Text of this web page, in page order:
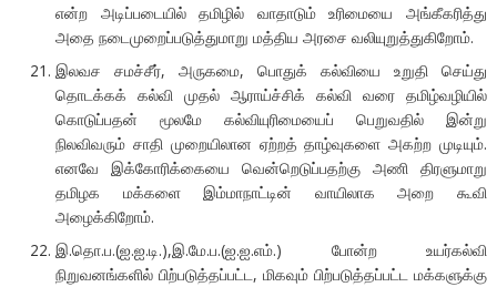
என்ற அடிப்படையில் தமிழில் வாதாடும் உரிமையை அங்கீகரித்து
அதை நடைமுறைப்படுத்துமாறு மத்திய அரசை வலியுறுத்துகிறோம்.
இலவச சமச்சீர், அருகமை, பொதுக் கல்வியை உறுதி செய்து
தொடக்கக் கல்வி முதல் ஆராய்ச்சிக் கல்வி வரை தமிழ்வழியில்
கொடுப்பதன் மூலமே கல்வியுரிமையைப் பெறுவதில் இன்று
நிலவிவரும் சாதி முறையிலான ஏற்றத் தாழ்வுகளை அகற்ற முடியும்.
எனவே இக்கோரிக்கையை வென்றெடுப்பதற்கு அணி திரளுமாறு
தமிழக மக்களை இம்மாநாட்டின் வாயிலாக அறை கூவி
அழைக்கிறோம்.
இ.தொ.ப.(ஐ.ஐ.டி.),இ.மே.ப.(ஐ.ஐ.எம்.) போன்ற உயர்கல்வி
நிறுவனங்களில் பிற்படுத்தப்பட்ட, மிகவும் பிற்படுத்தப்பட்ட மக்களுக்கு